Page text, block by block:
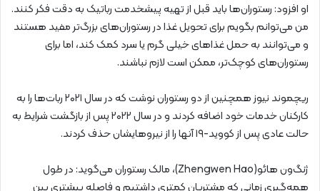
او افزود: رستوران‌ها باید قبل از تهیه پیشخدمت رباتیک به دقت فکر کنند.
من می‌توانم بگویم برای تحویل غذا در رستوران‌های بزرگ‌تر مفید هستند
و می‌توانند به حمل غذاهای خیلی گرم یا سرد کمک کند، اما برای
رستوران‌های کوچک‌تر، ممکن است لازم نباشند.
ریچموند نیوز همچنین از دو رستوران نوشت که در سال ۲۰۲۱ ربات‌ها را به
کارکنان خدمات خود اضافه کردند و در سال ۲۰۲۲ پس از بازگشت شرایط به
حالت عادی پس از کووید-۱۹ آنها را از نیروهایشان حذف کردند.
ژنگ‌ون هائو(Zhengwen Hao)، مالک رستوران‌ می‌گوید: در طول
همه‌گیری زمانی که مشتریان کمتری داشتیم و فاصله بیشتری بین